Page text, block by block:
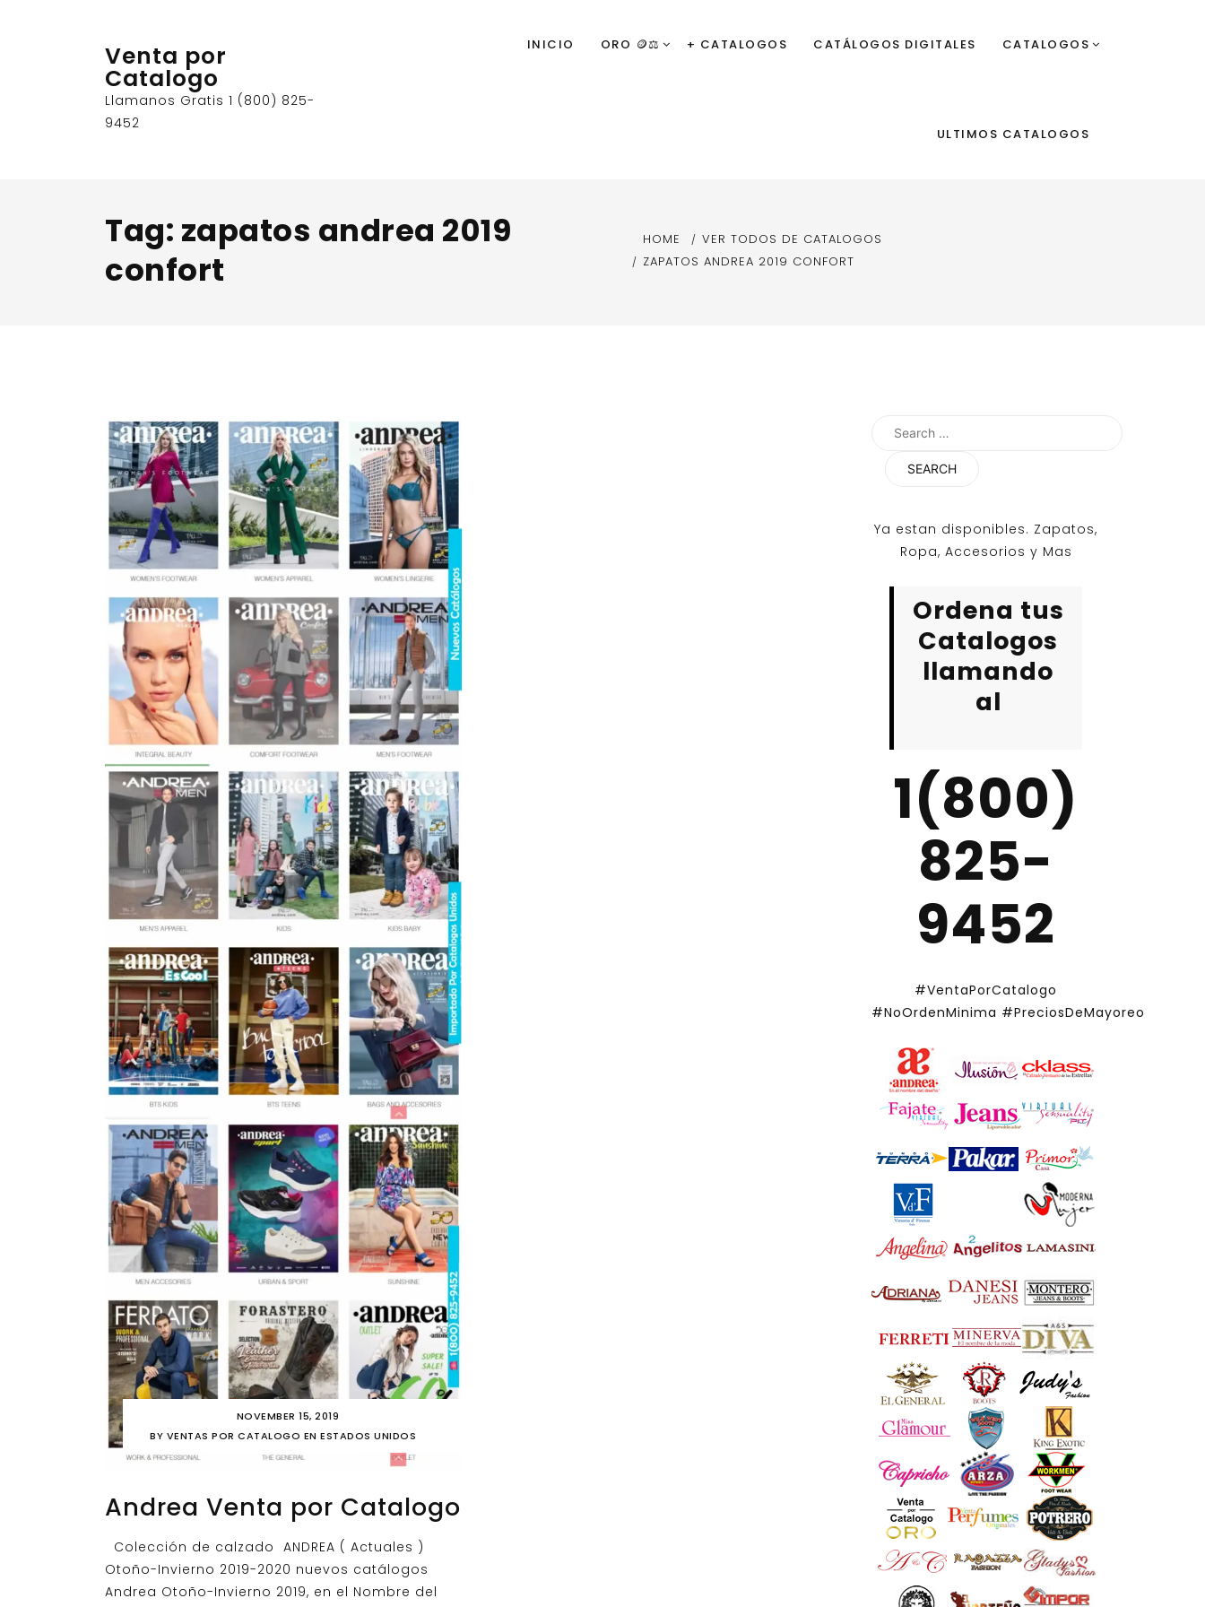
Venta por
Catalogo
Llamanos Gratis 1 (800) 825-
9452
INICIO ORO 🪙⚖️ + CATALOGOS CATÁLOGOS DIGITALES CATALOGOS
ULTIMOS CATALOGOS
Tag: zapatos andrea 2019
confort
HOME
VER TODOS DE CATALOGOS
ZAPATOS ANDREA 2019 CONFORT
NOVEMBER 15, 2019
BY VENTAS POR CATALOGO EN ESTADOS UNIDOS
Andrea Venta por Catalogo
Colección de calzado ANDREA ( Actuales )
Otoño-Invierno 2019-2020 nuevos catálogos
Andrea Otoño-Invierno 2019, en el Nombre del
Search
Ya estan disponibles. Zapatos,
Ropa, Accesorios y Mas
Ordena tus
Catalogos
llamando
al
1(800)
825-
9452
#VentaPorCatalogo
#NoOrdenMinima #PreciosDeMayoreo